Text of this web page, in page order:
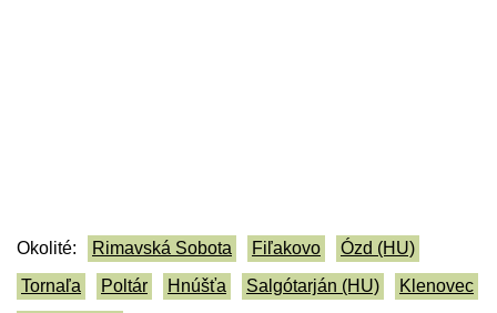
Okolité: Rimavská Sobota Fiľakovo
Ózd (HU)
Tornaľa
Poltár Hnúšťa Salgótarján (HU)
Klenovec